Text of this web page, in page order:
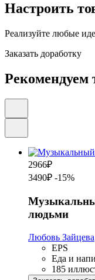
Настроить
Реализуйте любые
Заказать доработку
Рекомендуем
2966₽
3490₽ -15%
людьми
Любовь Зайцева
EPS
Еда и
185